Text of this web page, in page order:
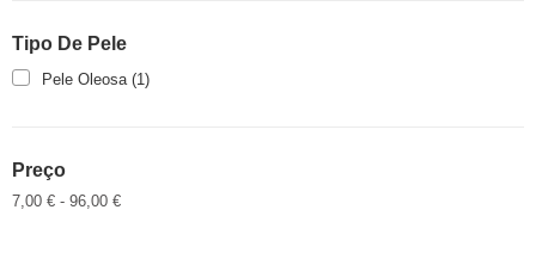
Tipo De Pele
Pele Oleosa(1)
Preço
7,00 € - 96,00 €